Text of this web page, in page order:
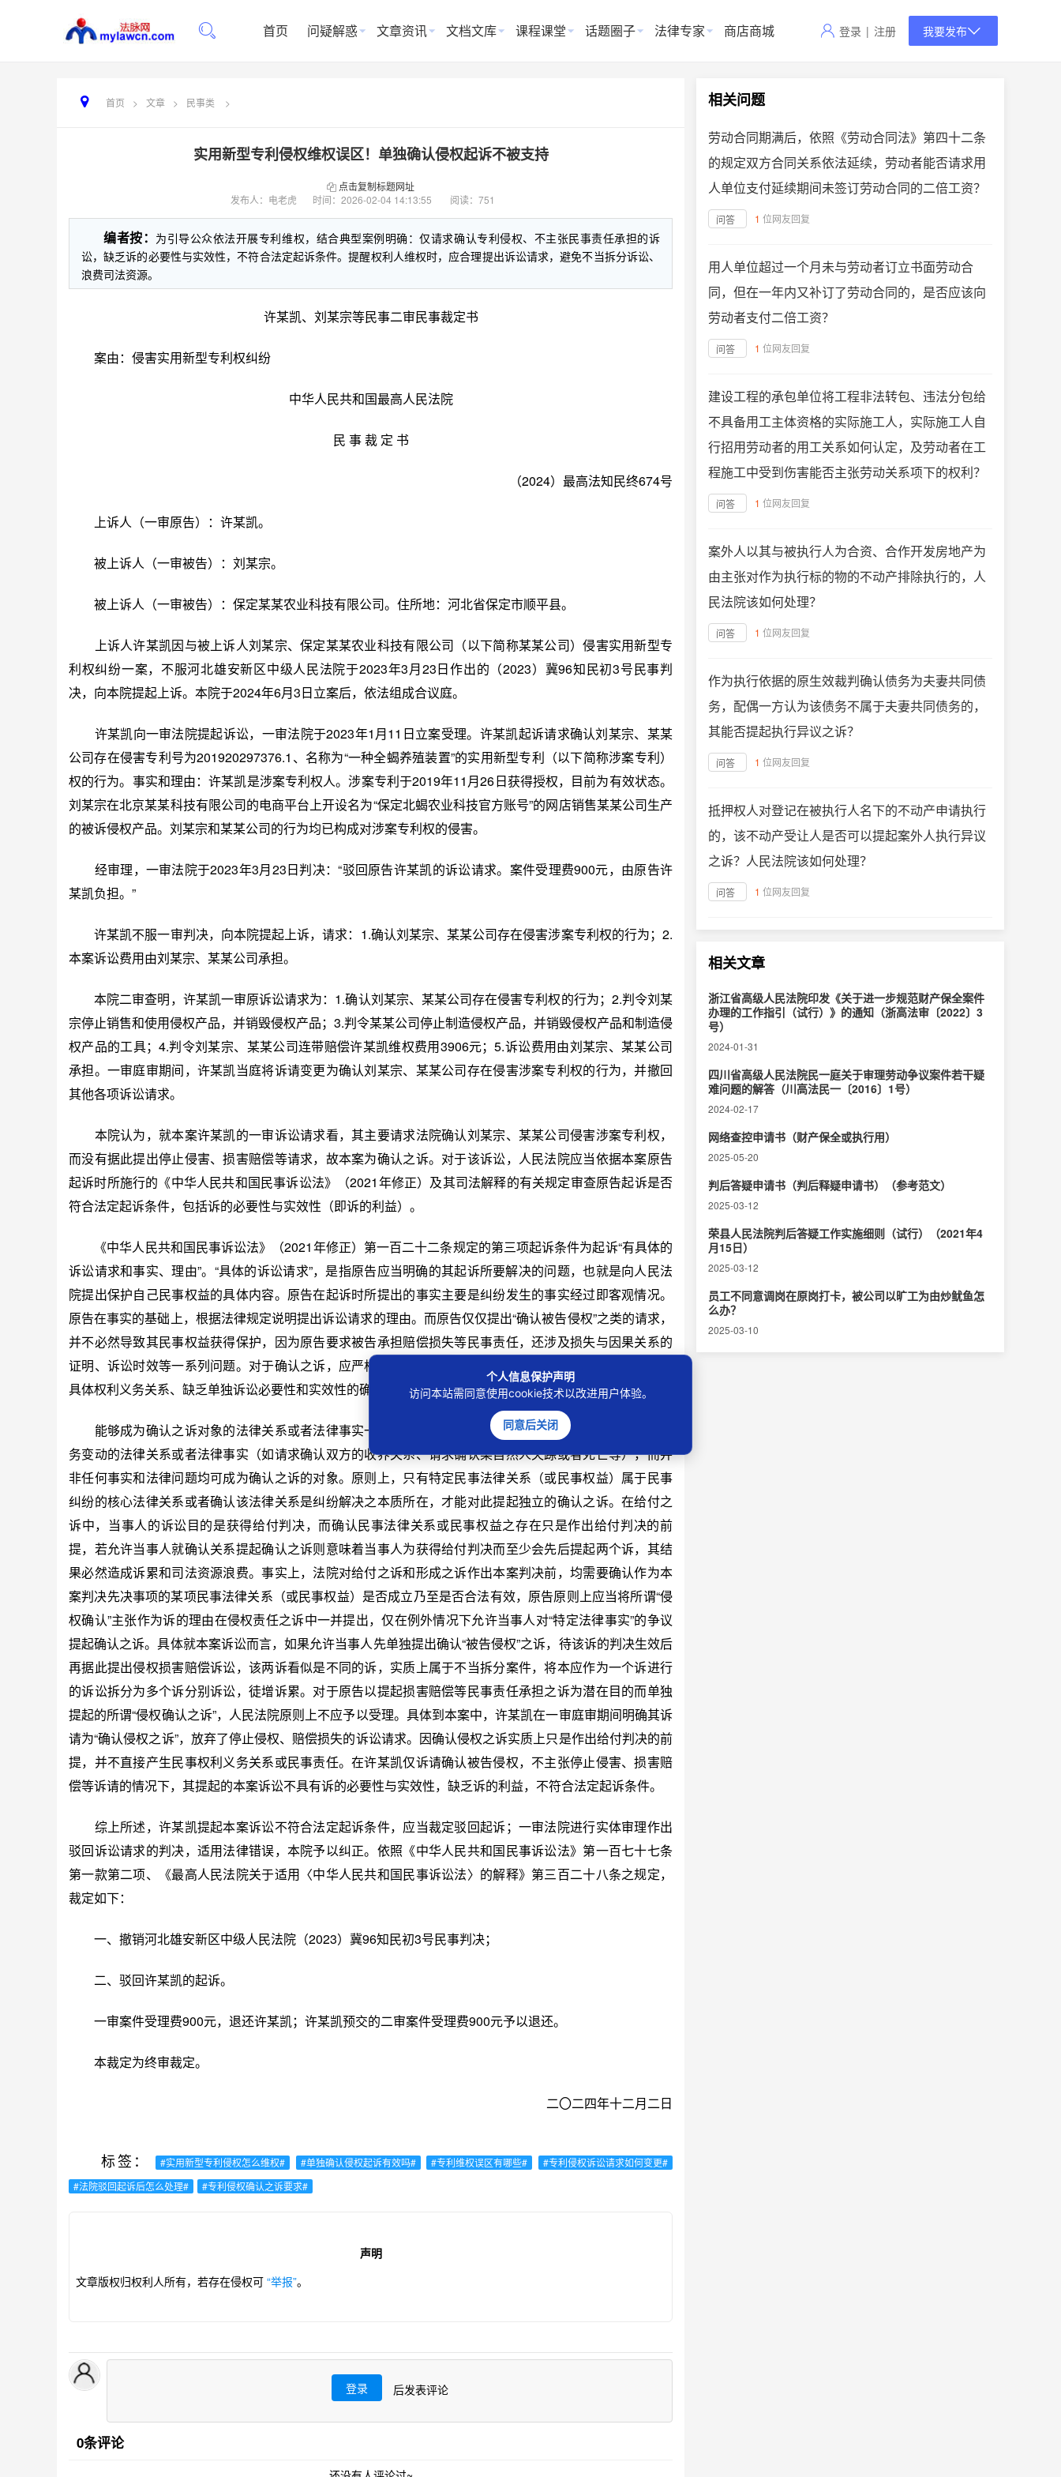
首页 问疑解惑 文章资讯 文档文库 课程课堂 话题圈子 法律专家 商店商城 登录 | 注册 我要发布
首页 > 文章 > 民事类 >
实用新型专利侵权维权误区！单独确认侵权起诉不被支持
点击复制标题网址
发布人：电老虎
时间： 2026-02-04 14:13:55 阅读：751
编者按： 为引导公众依法开展专利维权，结合典型案例明确：仅请求确认专利侵权、不主张民事责任承担的诉
讼，缺乏诉的必要性与实效性，不符合法定起诉条件。提醒权利人维权时，应合理提出诉讼请求，避免不当拆分诉讼、
浪费司法资源。
许某凯、刘某宗等民事二审民事裁定书
案由：侵害实用新型专利权纠纷
中华人民共和国最高人民法院
民 事 裁 定 书
（2024）最高法知民终674号
上诉人（一审原告）：许某凯。
被上诉人（一审被告）：刘某宗。
被上诉人（一审被告）：保定某某农业科技有限公司。住所地：河北省保定市顺平县。
上诉人许某凯因与被上诉人刘某宗、保定某某农业科技有限公司（以下简称某某公司）侵害实用新型专
利权纠纷一案，不服河北雄安新区中级人民法院于2023年3月23日作出的（2023）冀96知民初3号民事判
决，向本院提起上诉。本院于2024年6月3日立案后，依法组成合议庭。
许某凯向一审法院提起诉讼，一审法院于2023年1月11日立案受理。许某凯起诉请求确认刘某宗、某某
公司存在侵害专利号为201920297376.1、名称为“一种全蝎养殖装置”的实用新型专利（以下简称涉案专利）
权的行为。事实和理由：许某凯是涉案专利权人。涉案专利于2019年11月26日获得授权，目前为有效状态。
刘某宗在北京某某科技有限公司的电商平台上开设名为“保定北蝎农业科技官方账号”的网店销售某某公司生产
的被诉侵权产品。刘某宗和某某公司的行为均已构成对涉案专利权的侵害。
经审理，一审法院于2023年3月23日判决：“驳回原告许某凯的诉讼请求。案件受理费900元，由原告许
某凯负担。”
许某凯不服一审判决，向本院提起上诉，请求：1.确认刘某宗、某某公司存在侵害涉案专利权的行为；2.
本案诉讼费用由刘某宗、某某公司承担。
本院二审查明，许某凯一审原诉讼请求为：1.确认刘某宗、某某公司存在侵害专利权的行为；2.判令刘某
宗停止销售和使用侵权产品，并销毁侵权产品；3.判令某某公司停止制造侵权产品，并销毁侵权产品和制造侵
权产品的工具；4.判令刘某宗、某某公司连带赔偿许某凯维权费用3906元；5.诉讼费用由刘某宗、某某公司
承担。一审庭审期间，许某凯当庭将诉请变更为确认刘某宗、某某公司存在侵害涉案专利权的行为，并撤回
其他各项诉讼请求。
本院认为，就本案许某凯的一审诉讼请求看，其主要请求法院确认刘某宗、某某公司侵害涉案专利权，
而没有据此提出停止侵害、损害赔偿等请求，故本案为确认之诉。对于该诉讼，人民法院应当依据本案原告
起诉时所施行的《中华人民共和国民事诉讼法》（2021年修正）及其司法解释的有关规定审查原告起诉是否
符合法定起诉条件，包括诉的必要性与实效性（即诉的利益）。
《中华人民共和国民事诉讼法》（2021年修正）第一百二十二条规定的第三项起诉条件为起诉“有具体的
诉讼请求和事实、理由”。“具体的诉讼请求”，是指原告应当明确的其起诉所要解决的问题，也就是向人民法
院提出保护自己民事权益的具体内容。原告在起诉时所提出的事实主要是纠纷发生的事实经过即客观情况。
原告在事实的基础上，根据法律规定说明提出诉讼请求的理由。而原告仅仅提出“确认被告侵权”之类的请求，
并不必然导致其民事权益获得保护，因为原告要求被告承担赔偿损失等民事责任，还涉及损失与因果关系的
证明、诉讼时效等一系列问题。对于确认之诉，应严格审查起诉条件，以避免当事人随意提起不能直接产生
具体权利义务关系、缺乏单独诉讼必要性和实效性的确认之诉，徒增诉累、浪费司法资源。
能够成为确认之诉对象的法律关系或者法律事实一般是一旦判决确认即能够直接引起当事人之间权利义
务变动的法律关系或者法律事实（如请求确认双方的收养关系、请求确认某自然人失踪或者死亡等），而并
非任何事实和法律问题均可成为确认之诉的对象。原则上，只有特定民事法律关系（或民事权益）属于民事
纠纷的核心法律关系或者确认该法律关系是纠纷解决之本质所在，才能对此提起独立的确认之诉。在给付之
诉中，当事人的诉讼目的是获得给付判决，而确认民事法律关系或民事权益之存在只是作出给付判决的前
提，若允许当事人就确认关系提起确认之诉则意味着当事人为获得给付判决而至少会先后提起两个诉，其结
果必然造成诉累和司法资源浪费。事实上，法院对给付之诉和形成之诉作出本案判决前，均需要确认作为本
案判决先决事项的某项民事法律关系（或民事权益）是否成立乃至是否合法有效，原告原则上应当将所谓“侵
权确认”主张作为诉的理由在侵权责任之诉中一并提出，仅在例外情况下允许当事人对“特定法律事实”的争议
提起确认之诉。具体就本案诉讼而言，如果允许当事人先单独提出确认“被告侵权”之诉，待该诉的判决生效后
再据此提出侵权损害赔偿诉讼，该两诉看似是不同的诉，实质上属于不当拆分案件，将本应作为一个诉进行
的诉讼拆分为多个诉分别诉讼，徒增诉累。对于原告以提起损害赔偿等民事责任承担之诉为潜在目的而单独
提起的所谓“侵权确认之诉”，人民法院原则上不应予以受理。具体到本案中，许某凯在一审庭审期间明确其诉
请为“确认侵权之诉”，放弃了停止侵权、赔偿损失的诉讼请求。因确认侵权之诉实质上只是作出给付判决的前
提，并不直接产生民事权利义务关系或民事责任。在许某凯仅诉请确认被告侵权，不主张停止侵害、损害赔
偿等诉请的情况下，其提起的本案诉讼不具有诉的必要性与实效性，缺乏诉的利益，不符合法定起诉条件。
综上所述，许某凯提起本案诉讼不符合法定起诉条件，应当裁定驳回起诉；一审法院进行实体审理作出
驳回诉讼请求的判决，适用法律错误，本院予以纠正。依照《中华人民共和国民事诉讼法》第一百七十七条
第一款第二项、《最高人民法院关于适用〈中华人民共和国民事诉讼法〉的解释》第三百二十八条之规定，
裁定如下：
一、撤销河北雄安新区中级人民法院（2023）冀96知民初3号民事判决；
二、驳回许某凯的起诉。
一审案件受理费900元，退还许某凯；许某凯预交的二审案件受理费900元予以退还。
本裁定为终审裁定。
二〇二四年十二月二日
标签： #实用新型专利侵权怎么维权# #单独确认侵权起诉有效吗# #专利维权误区有哪些#
#专利侵权诉讼请求如何变更#
#法院驳回起诉后怎么处理#
#专利侵权确认之诉要求#
声明
文章版权归权利人所有，若存在侵权可 “举报”。
登录 后发表评论
0条评论
相关问题
劳动合同期满后，依照《劳动合同法》第四十二条
的规定双方合同关系依法延续，劳动者能否请求用
人单位支付延续期间未签订劳动合同的二倍工资？
问答 1 位网友回复
用人单位超过一个月未与劳动者订立书面劳动合
同，但在一年内又补订了劳动合同的，是否应该向
劳动者支付二倍工资？
问答 1 位网友回复
建设工程的承包单位将工程非法转包、违法分包给
不具备用工主体资格的实际施工人，实际施工人自
行招用劳动者的用工关系如何认定，及劳动者在工
程施工中受到伤害能否主张劳动关系项下的权利？
问答 1 位网友回复
案外人以其与被执行人为合资、合作开发房地产为
由主张对作为执行标的物的不动产排除执行的，人
民法院该如何处理？
问答 1 位网友回复
作为执行依据的原生效裁判确认债务为夫妻共同债
务，配偶一方认为该债务不属于夫妻共同债务的，
其能否提起执行异议之诉？
问答 1 位网友回复
抵押权人对登记在被执行人名下的不动产申请执行
的，该不动产受让人是否可以提起案外人执行异议
之诉？人民法院该如何处理？
问答 1 位网友回复
相关文章
浙江省高级人民法院印发《关于进一步规范财产保全案件
办理的工作指引（试行）》的通知（浙高法审〔2022〕3
号）
2024-01-31
四川省高级人民法院民一庭关于审理劳动争议案件若干疑
难问题的解答（川高法民一〔2016〕1号）
2024-02-17
网络查控申请书（财产保全或执行用）
2025-05-20
判后答疑申请书（判后释疑申请书）（参考范文）
2025-03-12
荣县人民法院判后答疑工作实施细则（试行）（2021年4
月15日）
2025-03-12
员工不同意调岗在原岗打卡，被公司以旷工为由炒鱿鱼怎
么办？
2025-03-10
个人信息保护声明
访问本站需同意使用cookie技术以改进用户体验。
同意后关闭